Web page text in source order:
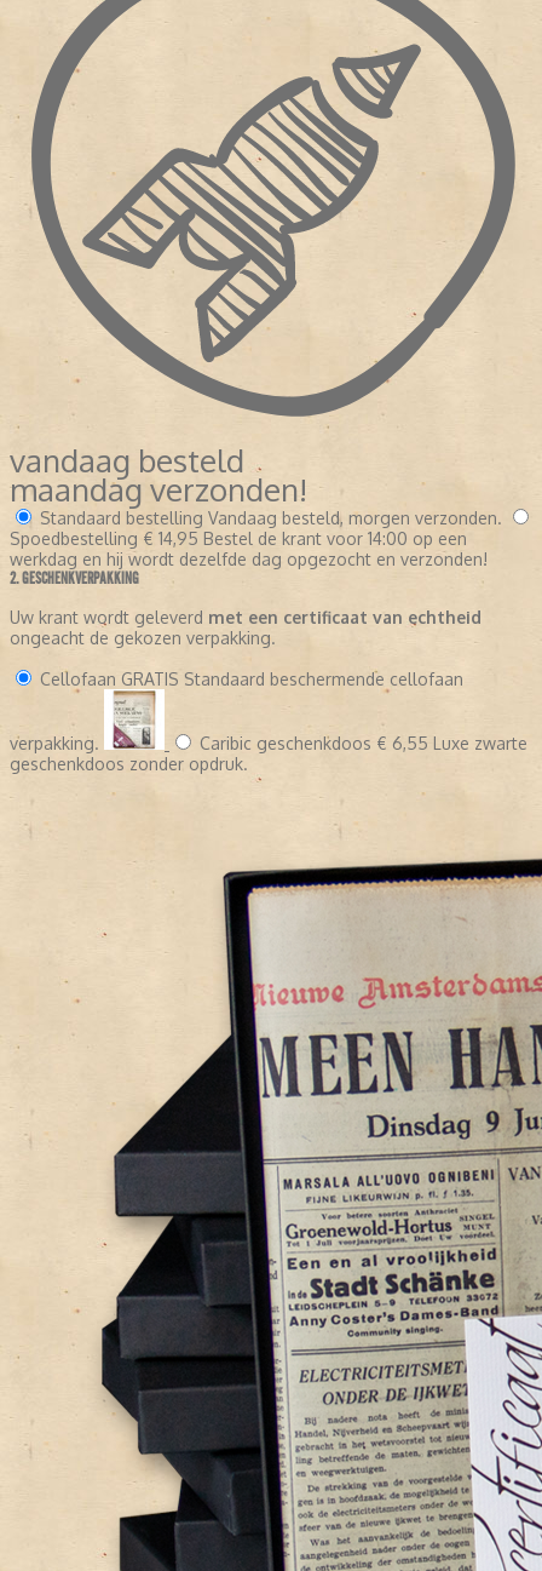
vandaag besteld
maandag verzonden!
Standaard bestelling Vandaag besteld, morgen verzonden.
Spoedbestelling € 14,95 Bestel de krant voor 14:00 op een
werkdag en hij wordt dezelfde dag opgezocht en verzonden!
2. GESCHENKVERPAKKING
Uw krant wordt geleverd met een certificaat van echtheid
ongeacht de gekozen verpakking.
Cellofaan GRATIS Standaard beschermende cellofaan
verpakking. Caribic geschenkdoos € 6,55 Luxe zwarte
geschenkdoos zonder opdruk.